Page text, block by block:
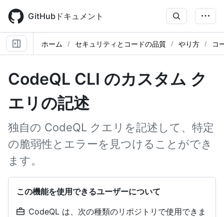
main
content
GitHubドキュメント
ホーム セキュリティとコードの品質 やり方 コ
CodeQL CLI のカスタム ク
エリの記述
独自の CodeQL クエリを記述して、特定
の脆弱性とエラーを見つけることができ
ます。
この機能を使用できるユーザーについて
CodeQL は、次の種類のリポジトリで使用できま